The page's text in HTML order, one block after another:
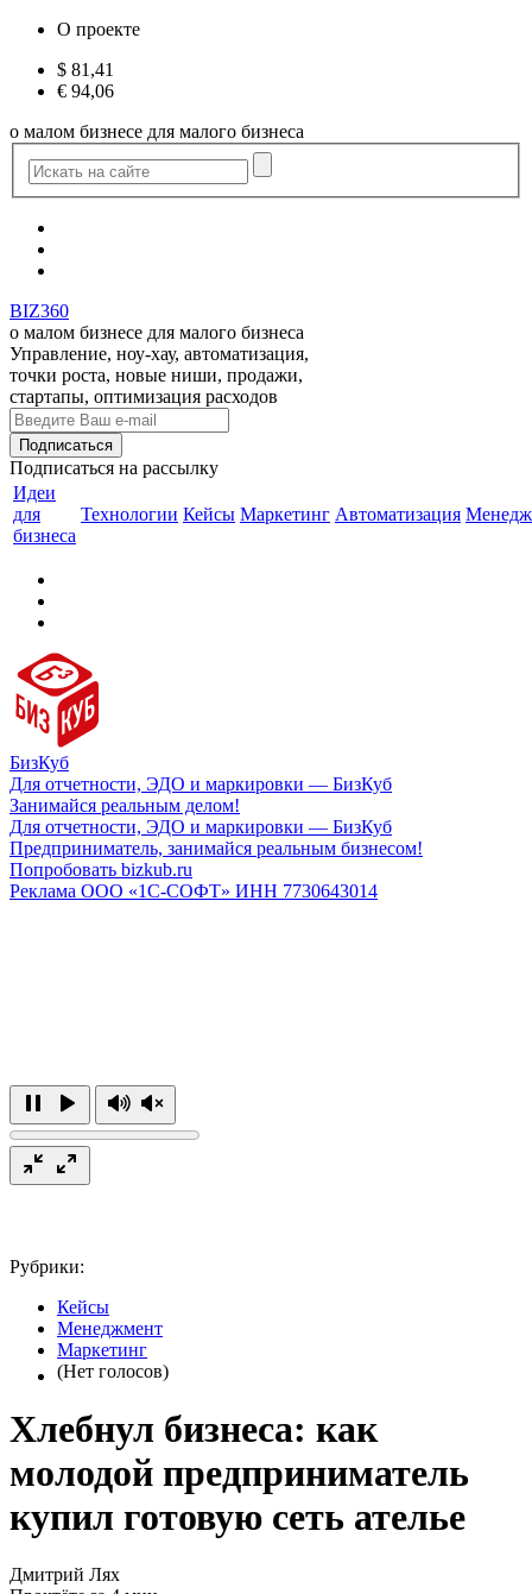
О проекте
$ 81,41
€ 94,06
о малом бизнесе для малого бизнеса
BIZ360
о малом бизнесе для малого бизнеса
Управление, ноу-хау, автоматизация,
точки роста, новые ниши, продажи,
стартапы, оптимизация расходов
Подписаться на рассылку
Идеи
для
бизнеса
Технологии Кейсы Маркетинг Автоматизация
БизКуб
Для отчетности, ЭДО и маркировки — БизКуб
Занимайся реальным делом!
Для отчетности, ЭДО и маркировки — БизКуб
Предприниматель, занимайся реальным бизнесом!
Попробовать bizkub.ru
Реклама ООО «1С-СОФТ» ИНН 7730643014
Рубрики:
Кейсы
Менеджмент
Маркетинг
(Нет голосов)
Хлебнул бизнеса: как
молодой предприниматель
купил готовую сеть ателье
Дмитрий Лях